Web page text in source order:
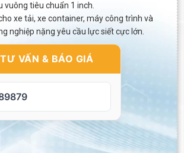
tiêu chuẩn 1 inch.
xe tải, xe container, máy công trình và
nghiệp nặng yêu cầu lực siết cực lớn.
VẤN & BÁO GIÁ